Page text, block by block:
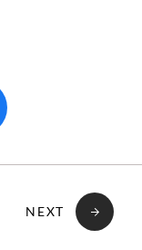
NEXT